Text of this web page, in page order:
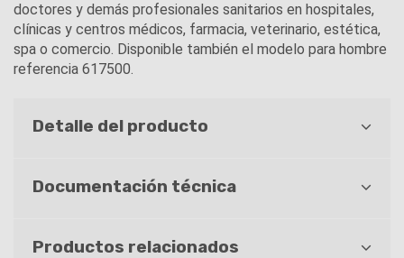
doctores y demás profesionales sanitarios en hospitales,
clínicas y centros médicos, farmacia, veterinario, estética,
spa o comercio. Disponible también el modelo para hombre
referencia 617500.
Detalle del producto
Documentación técnica
Productos relacionados